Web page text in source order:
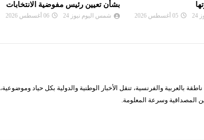
مفوضية الانتخابات
06 أغسطس 2026
مسؤول أمني وتلاحق آخرين
شمس اليوم نيوز 24 06 أغسطس 2026
بالعربية والفرنسية، تنقل الأخبار الوطنية والدولية بكل حياد وموضوعية،
المصداقية وسرعة المعلومة.